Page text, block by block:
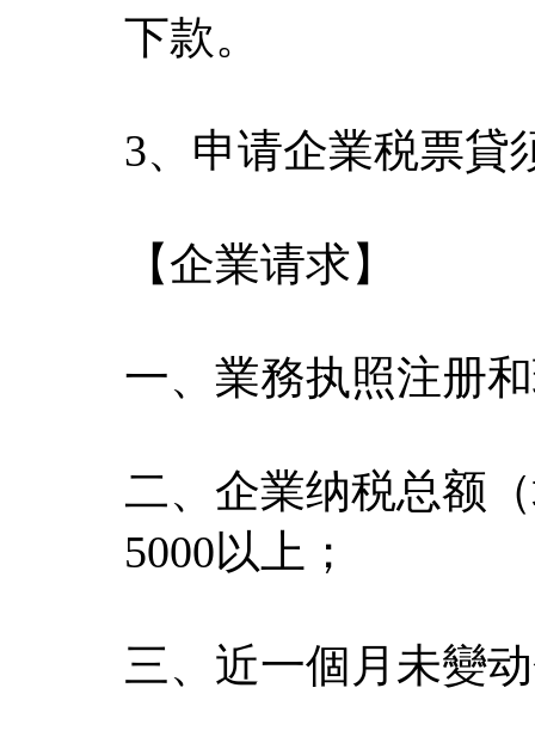
下款。
3、申请企業税票貸
【企業请求】
一、業務执照注册
二、企業纳税总额
5000以上；
三、近一個月未變